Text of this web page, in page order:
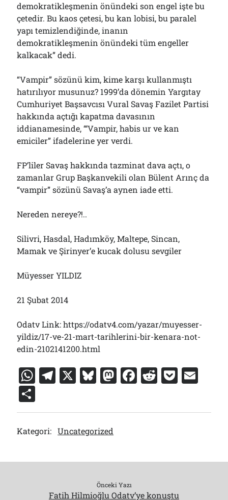
demokratikleşmenin önündeki son engel işte bu
çetedir. Bu kaos çetesi, bu kan lobisi, bu paralel
yapı temizlendiğinde, inanın
demokratikleşmenin önündeki tüm engeller
kalkacak” dedi.
“Vampir” sözünü kim, kime karşı kullanmıştı
hatırılıyor musunuz? 1999’da dönemin Yargıtay
Cumhuriyet Başsavcısı Vural Savaş Fazilet Partisi
hakkında açtığı kapatma davasının
iddianamesinde, “‘Vampir, habis ur ve kan
emiciler” ifadelerine yer verdi.
FP’liler Savaş hakkında tazminat dava açtı, o
zamanlar Grup Başkanvekili olan Bülent Arınç da
“vampir” sözünü Savaş’a aynen iade etti.
Nereden nereye?!..
Silivri, Hasdal, Hadımköy, Maltepe, Sincan,
Mamak ve Şirinyer’e kucak dolusu sevgiler
Müyesser YILDIZ
21 Şubat 2014
Odatv Link: https://odatv4.com/yazar/muyesser-
yildiz/17-ve-21-mart-tarihlerini-bir-kenara-not-
edin-2102141200.html
W
at
s
A
p
T
e
gr
a
m
X Bl
e
s
k
y
M
st
o
F
c
o
k
R
d
P
c ai
h
ar
e
Kategori: Uncategorized
Önceki Yazı
Fatih Hilmioğlu Odatv’ye konuştu